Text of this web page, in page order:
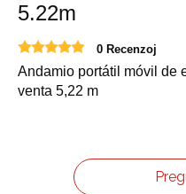
5.22m
0 Recenzoj
Andamio portátil móvil de
venta 5,22 m